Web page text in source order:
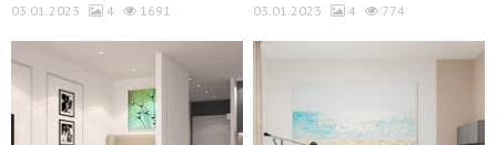
03.01.2023 4 1691 03.01.2023 4 774